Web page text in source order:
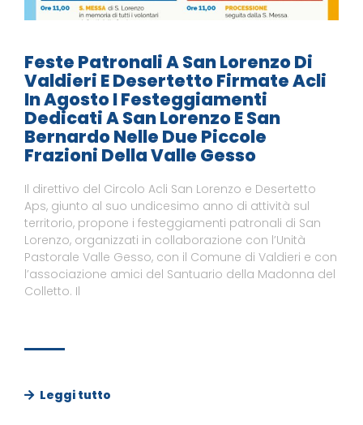
Feste Patronali A San Lorenzo Di
Valdieri E Desertetto Firmate Acli
In Agosto I Festeggiamenti
Dedicati A San Lorenzo E San
Bernardo Nelle Due Piccole
Frazioni Della Valle Gesso
Il direttivo del Circolo Acli San Lorenzo e Desertetto
Aps, giunto al suo undicesimo anno di attività sul
territorio, propone i festeggiamenti patronali di San
Lorenzo, organizzati in collaborazione con l’Unità
Pastorale Valle Gesso, con il Comune di Valdieri e con
l’associazione amici del Santuario della Madonna del
Colletto. Il
Leggi tutto